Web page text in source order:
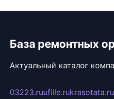
База ремонтных
Актуальный каталог
03223.ruufille.rukrasotata.ru